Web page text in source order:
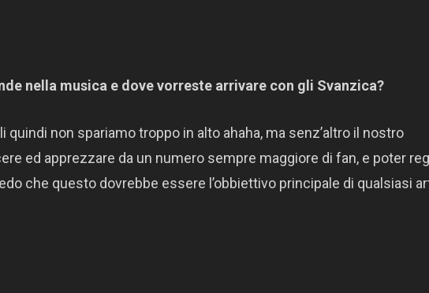
nella musica e dove vorreste arrivare con gli Svanzica?
quindi non spariamo troppo in alto ahaha, ma senz’altro il nostro
ed apprezzare da un numero sempre maggiore di fan, e poter
che questo dovrebbe essere l’obbiettivo principale di qualsiasi